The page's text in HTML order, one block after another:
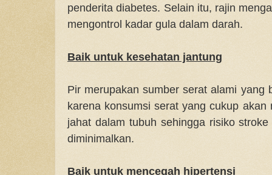
penderita diabetes. Selain itu, rajin
mengontrol kadar gula dalam darah.
Baik untuk kesehatan jantung
Pir merupakan sumber serat alami yang
karena konsumsi serat yang cukup akan
jahat dalam tubuh sehingga risiko
diminimalkan.
Baik untuk mencegah hipertensi